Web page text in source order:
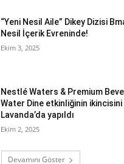
“Yeni Nesil Aile” Dikey Dizisi
Nesil İçerik Evreninde!
Ekim 3, 2025
Nestlé Waters & Premium
Water Dine etkinliğinin ikincisini
Lavanda’da yapıldı
Ekim 2, 2025
Devamını Göster